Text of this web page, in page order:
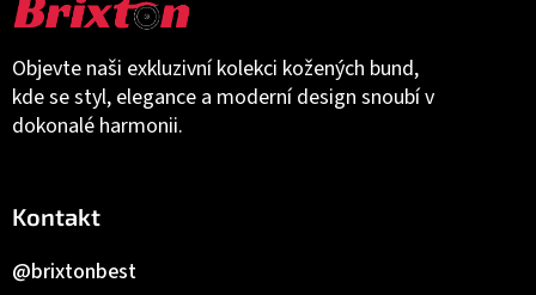
Objevte naši exkluzivní kolekci kožených bund,
kde se styl, elegance a moderní design snoubí v
dokonalé harmonii.
Kontakt
@brixtonbest